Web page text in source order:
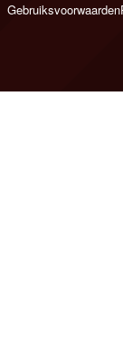
Gebruiksvoorwaarden